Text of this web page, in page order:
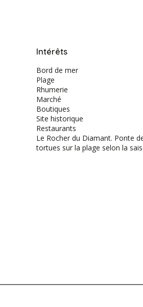
Intérêts
Bord de mer
Plage
Rhumerie
Marché
Boutiques
Site historique
Restaurants
Le Rocher du Diamant. Ponte
tortues sur la plage selon la